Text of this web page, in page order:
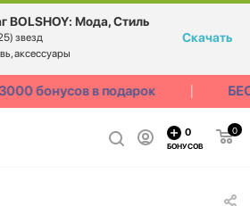
бонусов в подарок
0
0
БОНУСОВ
BOLSHOY: Мода, Стиль
звезд
аксессуары
Скачать